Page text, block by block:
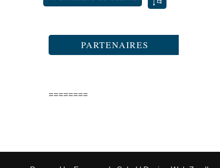
PARTENAIRES
========